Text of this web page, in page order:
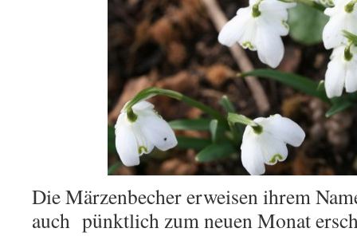
Die Märzenbecher erweisen ihrem
auch pünktlich zum neuen Monat